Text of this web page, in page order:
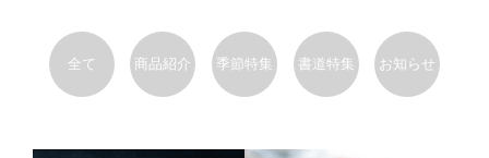
全て 商品紹介 季節特集 書道特集 お知らせ